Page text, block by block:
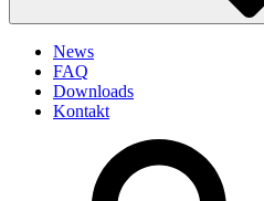
News
FAQ
Downloads
Kontakt